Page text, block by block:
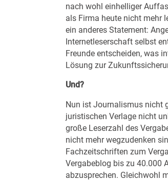
nach wohl einhelliger
als Firma heute nicht mehr
ein anderes Statement:
Internetleserschaft selbst
Freunde entscheiden, was
Lösung zur
Und?
Nun ist Journalismus nicht
juristischen Verlage nicht
große Leserzahl des
nicht mehr wegzudenken
Fachzeitschriften zum
Vergabeblog bis zu 40.000
abzusprechen. Gleichwohl